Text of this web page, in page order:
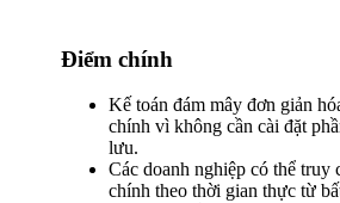
Điểm chính
Kế toán đám mây đơn giản
chính vì không cần cài đặt
lưu.
Các doanh nghiệp có thể truy
chính theo thời gian thực từ